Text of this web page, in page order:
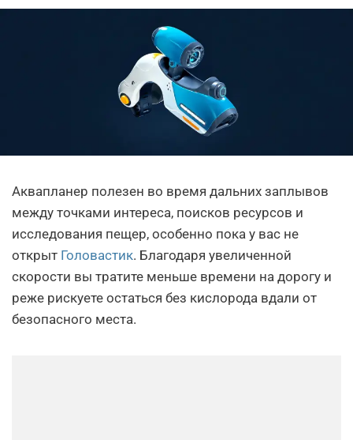
Аквапланер полезен во время дальних заплывов
между точками интереса, поисков ресурсов и
исследования пещер, особенно пока у вас не
открыт Головастик. Благодаря увеличенной
скорости вы тратите меньше времени на дорогу и
реже рискуете остаться без кислорода вдали от
безопасного места.